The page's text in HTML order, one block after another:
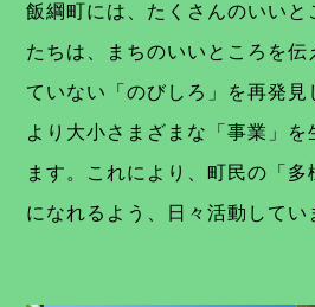
飯綱町には、たくさんのいいと
たちは、まちのいいところを伝
ていない「のびしろ」を再発見
より大小さまざまな「事業」を
ます。これにより、町民の「多
になれるよう、日々活動してい